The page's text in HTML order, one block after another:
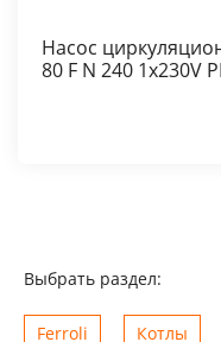
Насос
80 F N 240 1x230V
Выбрать раздел:
Ferroli Котлы